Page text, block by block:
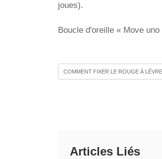
joues).
Boucle d'oreille « Move
COMMENT FIXER LE ROUGE À LÈVRE
Articles Liés